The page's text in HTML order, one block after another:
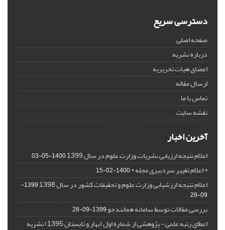
دسترسی سریع
صفحه اصلی
درباره نشریه
اعضای هیات تحریریه
ارسال مقاله
تماس با ما
نقشه سایت
آخرین اخبار
اعلام نتیجه ارزیابی نشریات وزارت علوم در سال 1399 1400-05-03
* اعلام تغییر سردبیری مجله *1400-02-15
اعلام نتیجه ارزشیابی وزارت علوم و تحقیقات کشور در سال 1398
1399-
09-28
بررسی مقالات توسط سامانه همانندجو1399-09-28
اعطای رتبه علمی - پژوهشی از شماره اول (بهار و تابستان 1395) نشریه